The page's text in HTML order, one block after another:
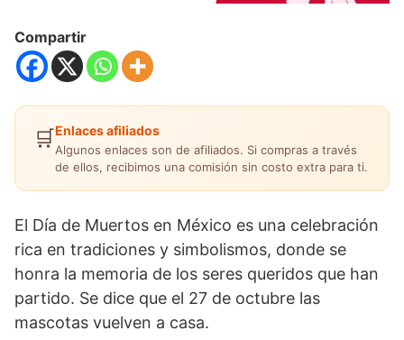
Compartir
🛒Enlaces afiliados
Algunos enlaces son de afiliados. Si compras a través
de ellos, recibimos una comisión sin costo extra para ti.
El Día de Muertos en México es una celebración
rica en tradiciones y simbolismos, donde se
honra la memoria de los seres queridos que han
partido. Se dice que el 27 de octubre las
mascotas vuelven a casa.